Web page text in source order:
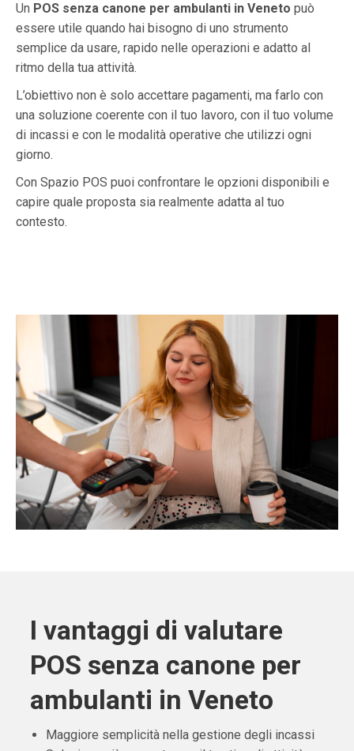
Un POS senza canone per ambulanti in Veneto può
essere utile quando hai bisogno di uno strumento
semplice da usare, rapido nelle operazioni e adatto al
ritmo della tua attività.
L’obiettivo non è solo accettare pagamenti, ma farlo con
una soluzione coerente con il tuo lavoro, con il tuo volume
di incassi e con le modalità operative che utilizzi ogni
giorno.
Con Spazio POS puoi confrontare le opzioni disponibili e
capire quale proposta sia realmente adatta al tuo
contesto.
I vantaggi di valutare
POS senza canone per
ambulanti in Veneto
Maggiore semplicità nella gestione degli incassi